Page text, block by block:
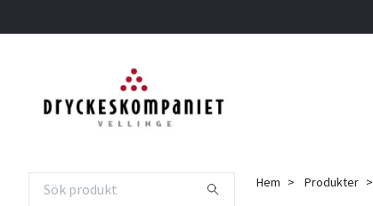
Hem Produkter